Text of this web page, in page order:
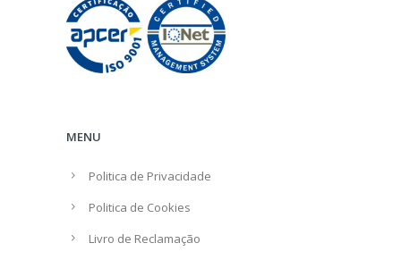
MENU
Politica de Privacidade
Politica de Cookies
Livro de Reclamação